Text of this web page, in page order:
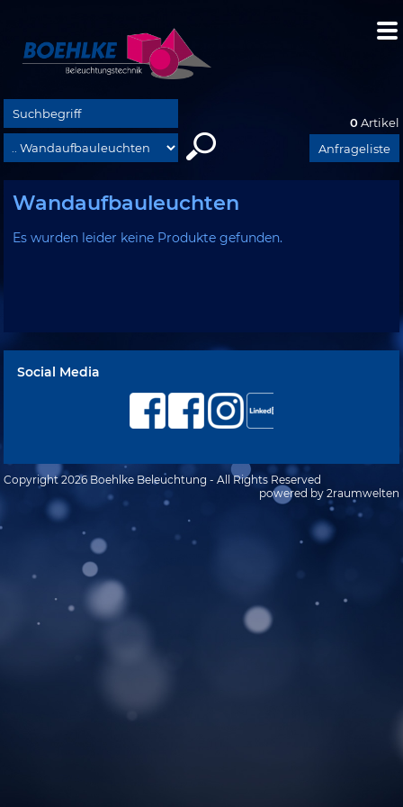
0Artikel
Anfrageliste
Social Media
Wandaufbauleuchten
Es wurden leider keine Produkte gefunden.
Copyright 2026 Boehlke Beleuchtung - All Rights Reserved
powered by 2raumwelten